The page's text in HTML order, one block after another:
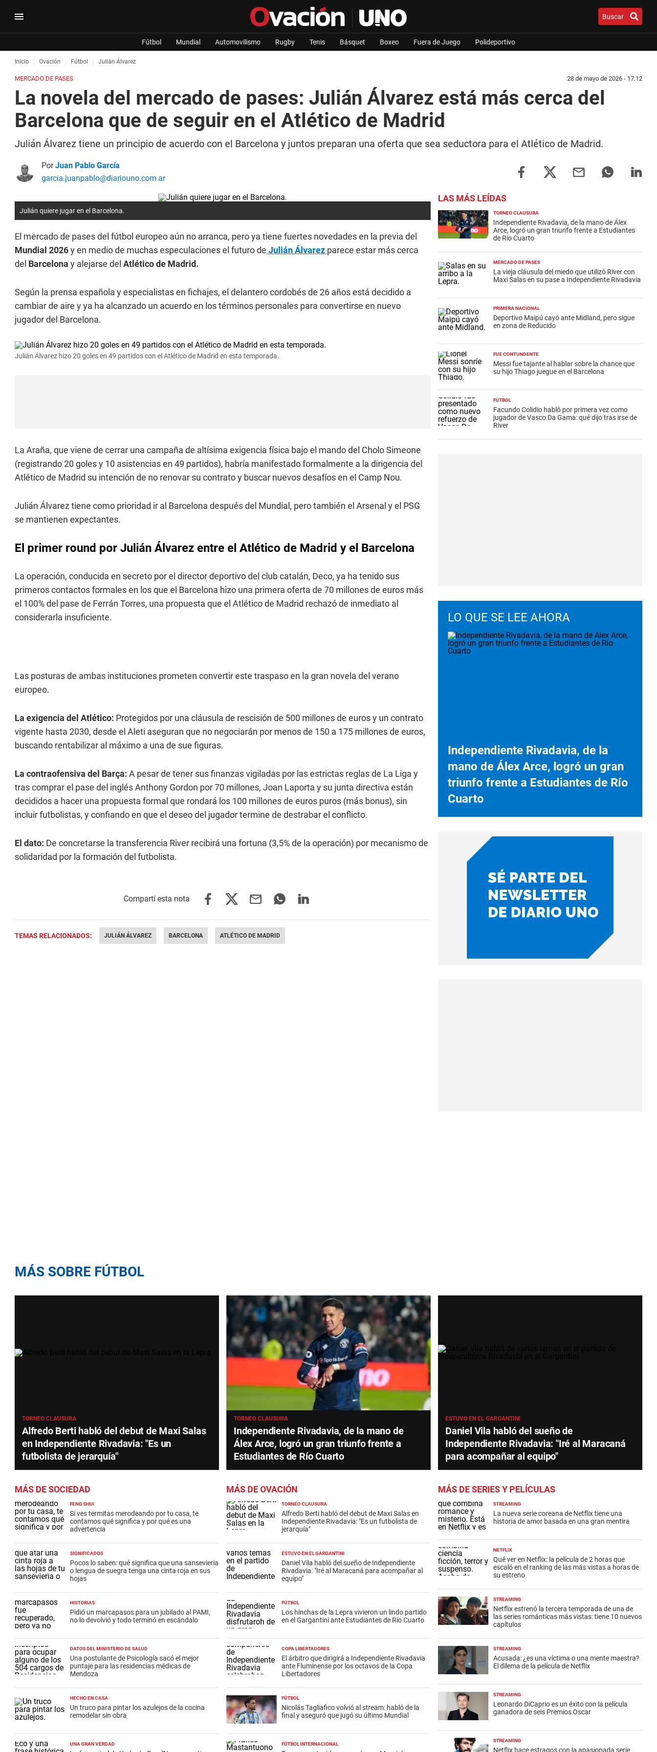
Buscar
Fútbol Mundial Automovilismo Rugby Tenis Básquet Boxeo Fuera de Juego Polideportivo
Inicio Ovación Fútbol Julián Álvarez
MERCADO DE PASES 28 de mayo de 2026 - 17:12
La novela del mercado de pases: Julián Álvarez está más cerca del
Barcelona que de seguir en el Atlético de Madrid
Julián Álvarez tiene un principio de acuerdo con el Barcelona y juntos preparan una oferta que sea seductora para el Atlético de Madrid.
PorJuan Pablo García
garcia.juanpablo@diariouno.com.ar
Julián quiere jugar en el Barcelona.
El mercado de pases del fútbol europeo aún no arranca, pero ya tiene fuertes novedades en la previa del
Mundial 2026y en medio de muchas especulaciones el futuro de Julián Álvarez parece estar más cerca
del Barcelona y alejarse del Atlético de Madrid.
Según la prensa española y especialistas en fichajes, el delantero cordobés de 26 años está decidido a
cambiar de aire y ya ha alcanzado un acuerdo en los términos personales para convertirse en nuevo
jugador del Barcelona.
Julián Álvarez hizo 20 goles en 49 partidos con el Atlético de Madrid en esta temporada.
La Araña, que viene de cerrar una campaña de altísima exigencia física bajo el mando del Cholo Simeone
(registrando 20 goles y 10 asistencias en 49 partidos), habría manifestado formalmente a la dirigencia del
Atlético de Madrid su intención de no renovar su contrato y buscar nuevos desafíos en el Camp Nou.
Julián Álvarez tiene como prioridad ir al Barcelona después del Mundial, pero también el Arsenal y el PSG
se mantienen expectantes.
El primer round por Julián Álvarez entre el Atlético de Madrid y el Barcelona
La operación, conducida en secreto por el director deportivo del club catalán, Deco, ya ha tenido sus
primeros contactos formales en los que el Barcelona hizo una primera oferta de 70 millones de euros más
el 100% del pase de Ferrán Torres, una propuesta que el Atlético de Madrid rechazó de inmediato al
considerarla insuficiente.
Las posturas de ambas instituciones prometen convertir este traspaso en la gran novela del verano
europeo.
La exigencia del Atlético: Protegidos por una cláusula de rescisión de 500 millones de euros y un contrato
vigente hasta 2030, desde el Aleti aseguran que no negociarán por menos de 150 a 175 millones de euros,
buscando rentabilizar al máximo a una de sue figuras.
La contraofensiva del Barça: A pesar de tener sus finanzas vigiladas por las estrictas reglas de La Liga y
tras comprar el pase del inglés Anthony Gordon por 70 millones, Joan Laporta y su junta directiva están
decididos a hacer una propuesta formal que rondará los 100 millones de euros puros (más bonus), sin
incluir futbolistas, y confiando en que el deseo del jugador termine de destrabar el conflicto.
El dato: De concretarse la transferencia River recibirá una fortuna (3,5% de la operación) por mecanismo de
solidaridad por la formación del futbolista.
TEMAS RELACIONADOS: JULIÁN ÁLVAREZ BARCELONA ATLÉTICO DE MADRID
LAS MÁS LEÍDAS
TORNEO CLAUSURA
Independiente Rivadavia, de la mano de Álex
Arce, logró un gran triunfo frente a Estudiantes
de Río Cuarto
MERCADO DE PASES
La vieja cláusula del miedo que utilizó River con
Maxi Salas en su pase a Independiente Rivadavia
PRIMERA NACIONAL
Deportivo Maipú cayó ante Midland, pero sigue
en zona de Reducido
FUE CONTUNDENTE
Messi fue tajante al hablar sobre la chance que
su hijo Thiago juegue en el Barcelona
FÚTBOL
Facundo Colidio habló por primera vez como
jugador de Vasco Da Gama: qué dijo tras irse de
River
LO QUE SE LEE AHORA
Independiente Rivadavia, de la
mano de Álex Arce, logró un gran
triunfo frente a Estudiantes de Río
Cuarto
MÁS SOBRE FÚTBOL
TORNEO CLAUSURA
Alfredo Berti habló del debut de Maxi Salas
en Independiente Rivadavia: "Es un
futbolista de jerarquía"
TORNEO CLAUSURA
Independiente Rivadavia, de la mano de
Álex Arce, logró un gran triunfo frente a
Estudiantes de Río Cuarto
ESTUVO EN EL GARGANTINI
Daniel Vila habló del sueño de
Independiente Rivadavia: "Iré al Maracaná
para acompañar al equipo"
MÁS DE SOCIEDAD
FENG SHUI
Si ves termitas merodeando por tu casa, te
contamos qué significa y por qué es una
advertencia
SIGNIFICADOS
Pocos lo saben: qué significa que una sansevieria
o lengua de suegra tenga una cinta roja en sus
hojas
HISTORIAS
Pidió un marcapasos para un jubilado al PAMI,
no lo devolvió y todo terminó en escándalo
DATOS DEL MINISTERIO DE SALUD
Una postulante de Psicología sacó el mejor
puntaje para las residencias médicas de
Mendoza
HECHO EN CASA
Un truco para pintar los azulejos de la cocina
remodelar sin obra
UNA GRAN VERDAD
MÁS DE OVACIÓN
TORNEO CLAUSURA
Alfredo Berti habló del debut de Maxi Salas en
Independiente Rivadavia: "Es un futbolista de
jerarquía"
ESTUVO EN EL GARGANTINI
Daniel Vila habló del sueño de Independiente
Rivadavia: "Iré al Maracaná para acompañar al
equipo"
FÚTBOL
Los hinchas de la Lepra vivieron un lindo partido
en el Gargantini ante Estudiantes de Río Cuarto
COPA LIBERTADORES
El árbitro que dirigirá a Independiente Rivadavia
ante Fluminense por los octavos de la Copa
Libertadores
FÚTBOL
Nicolás Tagliafico volvió al stream: habló de la
final y aseguró que jugó su último Mundial
FÚTBOL INTERNACIONAL
MÁS DE SERIES Y PELÍCULAS
STREAMING
La nueva serie coreana de Netflix tiene una
historia de amor basada en una gran mentira
NETFLIX
Qué ver en Netflix: la película de 2 horas que
escaló en el ranking de las más vistas a horas de
su estreno
STREAMING
Netflix estrenó la tercera temporada de una de
las series románticas más vistas: tiene 10 nuevos
capítulos
STREAMING
Acusada: ¿es una víctima o una mente maestra?
El dilema de la película de Netflix
STREAMING
Leonardo DiCaprio es un éxito con la película
ganadora de seis Premios Oscar
STREAMING
Netflix hace estragos con la apasionada serie